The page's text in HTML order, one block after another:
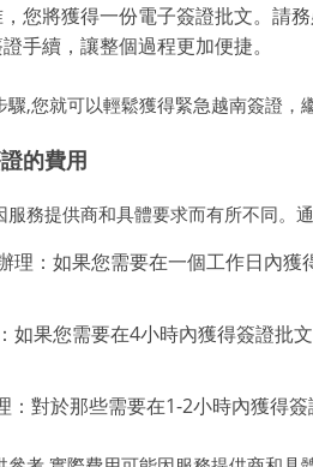
您將獲得一份電子簽證批文。請
手續，讓整個過程更加便捷。
,您就可以輕鬆獲得緊急越南簽證，
的費用
服務提供商和具體要求而有所不同。
理：如果您需要在一個工作日內
如果您需要在4小時內獲得簽證批
：對於那些需要在1-2小時內獲得